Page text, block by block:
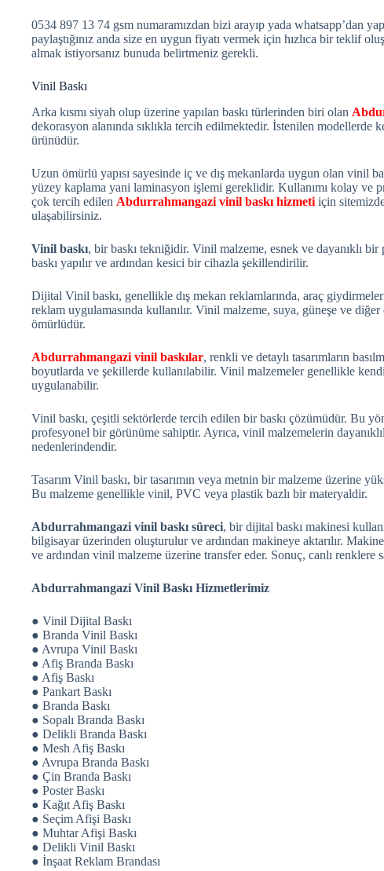
0534 897 13 74 gsm numaramızdan bizi arayıp yada whatsapp’dan
paylaştığınız anda size en uygun fiyatı vermek için hızlıca bir teklif
almak istiyorsanız bunuda belirtmeniz gerekli.
Vinil Baskı
Arka kısmı siyah olup üzerine yapılan baskı türlerinden biri olan
dekorasyon alanında sıklıkla tercih edilmektedir. İstenilen
ürünüdür.
Uzun ömürlü yapısı sayesinde iç ve dış mekanlarda uygun olan vinil
yüzey kaplama yani laminasyon işlemi gereklidir. Kullanımı kolay ve
çok tercih edilen Abdurrahmangazi vinil baskı hizmeti için
ulaşabilirsiniz.
Vinil baskı, bir baskı tekniğidir. Vinil malzeme, esnek ve dayanıklı
baskı yapılır ve ardından kesici bir cihazla şekillendirilir.
Dijital Vinil baskı, genellikle dış mekan reklamlarında, araç
reklam uygulamasında kullanılır. Vinil malzeme, suya, güneşe ve
ömürlüdür.
Abdurrahmangazi vinil baskılar, renkli ve detaylı tasarımların
boyutlarda ve şekillerde kullanılabilir. Vinil malzemeler genellikle
uygulanabilir.
Vinil baskı, çeşitli sektörlerde tercih edilen bir baskı çözümüdür. Bu
profesyonel bir görünüme sahiptir. Ayrıca, vinil malzemelerin
nedenlerindendir.
Tasarım Vinil baskı, bir tasarımın veya metnin bir malzeme üzerine
Bu malzeme genellikle vinil, PVC veya plastik bazlı bir materyaldir.
Abdurrahmangazi vinil baskı süreci, bir dijital baskı makinesi
bilgisayar üzerinden oluşturulur ve ardından makineye aktarılır.
ve ardından vinil malzeme üzerine transfer eder. Sonuç, canlı renklere
Abdurrahmangazi Vinil Baskı Hizmetlerimiz
● Vinil Dijital Baskı
● Branda Vinil Baskı
● Avrupa Vinil Baskı
● Afiş Branda Baskı
● Afiş Baskı
● Pankart Baskı
● Branda Baskı
● Sopalı Branda Baskı
● Delikli Branda Baskı
● Mesh Afiş Baskı
● Avrupa Branda Baskı
● Çin Branda Baskı
● Poster Baskı
● Kağıt Afiş Baskı
● Seçim Afişi Baskı
● Muhtar Afişi Baskı
● Delikli Vinil Baskı
● İnşaat Reklam Brandası